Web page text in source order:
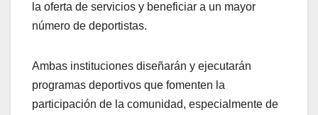
la oferta de servicios y beneficiar a un mayor
número de deportistas.
Ambas instituciones diseñarán y ejecutarán
programas deportivos que fomenten la
participación de la comunidad, especialmente de